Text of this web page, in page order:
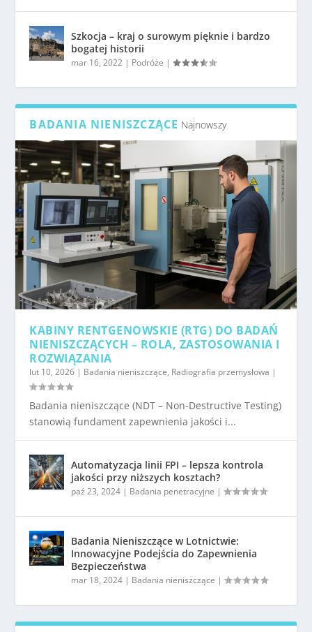
Szkocja – kraj o surowym pięknie i bardzo
bogatej historii
mar 16, 2022 | Podróże |
BADANIA NIENISZCZĄCE Najnowszy
KABINY RENTGENOWSKIE (RTG) DO BADAŃ
NIENISZCZĄCYCH – ROLA, ZASTOSOWANIA I
ROZWIĄZANIA
lut 10, 2026 | Badania nieniszczące, Radiografia przemysłowa |
Badania nieniszczące (NDT – Non-Destructive Testing)
stanowią fundament zapewnienia jakości i...
Automatyzacja linii FPI – lepsza kontrola
jakości przy niższych kosztach?
paź 23, 2024 | Badania penetracyjne |
Badania Nieniszczące w Lotnictwie:
Innowacyjne Podejścia do Zapewnienia
Bezpieczeństwa
mar 18, 2024 | Badania nieniszczące |